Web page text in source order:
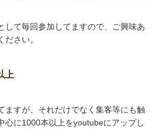
て毎回参加してますので、ご興味あ
さい。
上
すが、それだけでなく集客等にも触
心に1000本以上をyoutubeにアップし